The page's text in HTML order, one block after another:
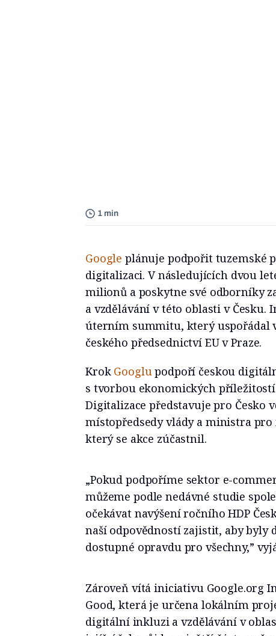
1 min
Google plánuje podpořit tuzemské
digitalizaci. V následujících dvou
milionů a poskytne své odborníky
a vzdělávání v této oblasti v Česku.
úterním summitu, který uspořádal
českého předsednictví EU v Praze.
Krok Googlupodpoří českou
s tvorbou ekonomických
Digitalizace představuje pro Česko
místopředsedy vlády a ministra
který se akce zúčastnil.
„Pokud podpoříme sektor e-
můžeme podle nedávné studie
očekávat navýšení ročního HDP
naší odpovědností zajistit, aby byly
dostupné opravdu pro všechny,”
Zároveň vítá iniciativu Google.org
Good, která je určena lokálním
digitální inkluzi a vzdělávání v